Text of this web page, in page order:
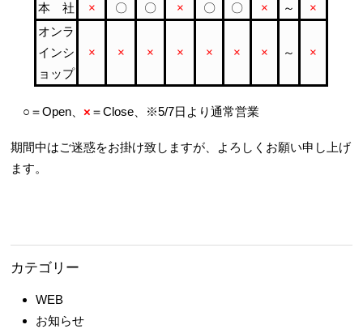
本 社
× 〇 〇 × 〇 〇 × ～
×
オンラ
インシ
ョップ
× × × × × × × ～ ×
○＝Open、× ＝Close、※5/7日より通常営業
期間中はご迷惑をお掛け致しますが、よろしくお願い申し上げ
ます。
カテゴリー
WEB
お知らせ